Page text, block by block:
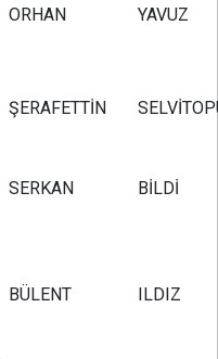
ORHAN YAVUZ
ŞERAFETTİN
SERKAN BİLDİ
BÜLENT ILDIZ